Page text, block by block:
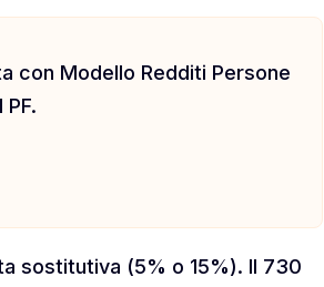
con Modello Redditi Persone
sostitutiva (5% o 15%). Il 730